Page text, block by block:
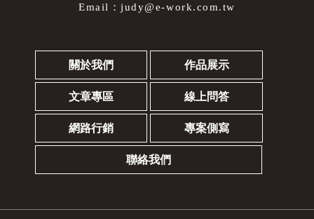
Email：judy@e-work.com.tw
關於我們 作品展示
文章專區 線上問答
網路行銷 專案側寫
聯絡我們